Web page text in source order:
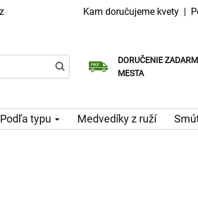
Kam doručujeme kvety |
DORUČENIE
MESTA
Podľa typu Medvedíky z ruží